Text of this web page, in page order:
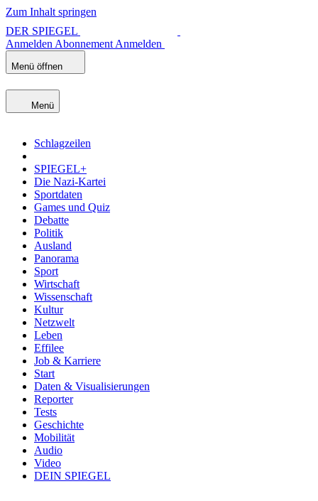
Zum Inhalt springen
DER SPIEGEL
Anmelden Abonnement Anmelden
Menü öffnen
Menü
Schlagzeilen
SPIEGEL+
Die Nazi-Kartei
Sportdaten
Games und Quiz
Debatte
Politik
Ausland
Panorama
Sport
Wirtschaft
Wissenschaft
Kultur
Netzwelt
Leben
Effilee
Job & Karriere
Start
Daten & Visualisierungen
Reporter
Tests
Geschichte
Mobilität
Audio
Video
DEIN SPIEGEL